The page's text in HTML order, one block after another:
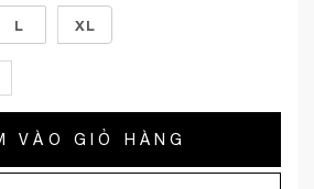
L XL
VÀO GIỎ HÀNG